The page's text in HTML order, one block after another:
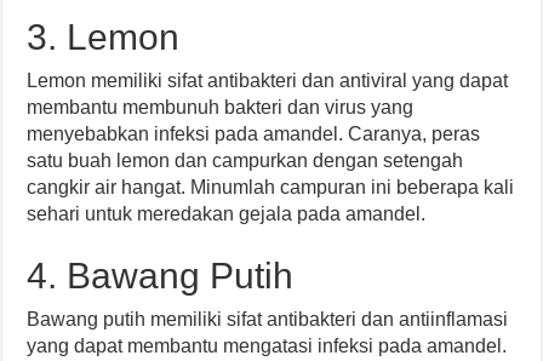
3. Lemon
Lemon memiliki sifat antibakteri dan antiviral yang dapat
membantu membunuh bakteri dan virus yang
menyebabkan infeksi pada amandel. Caranya, peras
satu buah lemon dan campurkan dengan setengah
cangkir air hangat. Minumlah campuran ini beberapa kali
sehari untuk meredakan gejala pada amandel.
4. Bawang Putih
Bawang putih memiliki sifat antibakteri dan antiinflamasi
yang dapat membantu mengatasi infeksi pada amandel.